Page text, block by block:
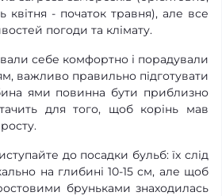
- початок травня), але все
погоди та клімату.
себе комфортно і порадували
важливо правильно підготувати
ями повинна бути приблизно
для того, щоб корінь мав
до посадки бульб: їх слід
на глибині 10-15 см, але щоб
бруньками знаходилась